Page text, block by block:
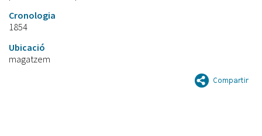
Cronologia
1854
Ubicació
magatzem